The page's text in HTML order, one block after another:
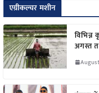
एग्रीकल्चर मशीन
अगस्त